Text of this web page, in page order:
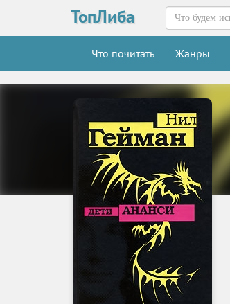
ТопЛиба
Что почитать Жанры